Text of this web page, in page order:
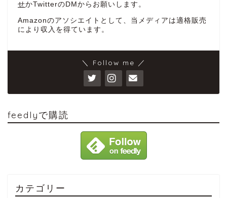
せかTwitterのDMからお願いします。
Amazonのアソシエイトとして、当メディアは適格販売
により収入を得ています。
＼ Follow me ／
feedlyで購読
カテゴリー